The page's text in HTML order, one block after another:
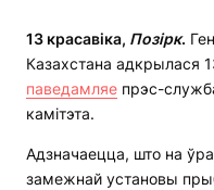
13 красавіка, Позірк.
Казахстана адкрылася
паведамляе прэс-
камітэта.
Адзначаецца, што на
замежнай установы